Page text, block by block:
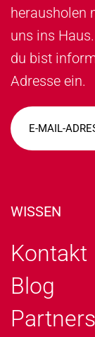
herausholen
uns ins
du bist
Adresse ein.
WISSEN
Kontakt
Blog